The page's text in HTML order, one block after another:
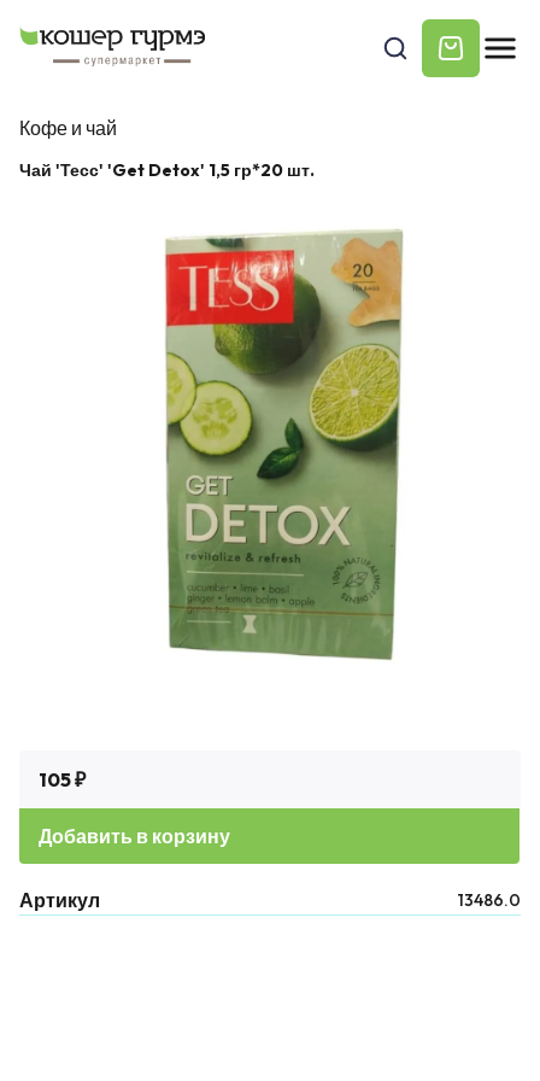
Кофе и чай
Чай 'Тесс' 'Get Detox' 1,5 гр*20 шт.
105 ₽
Добавить в корзину
Артикул 13486.0